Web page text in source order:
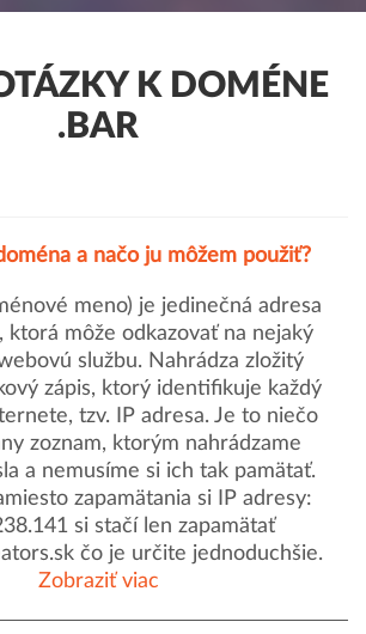
K DOMÉNE
.BAR
a načo ju môžem použiť?
meno) je jedinečná adresa
ktorá môže odkazovať na nejaký
službu. Nahrádza zložitý
zápis, ktorý identifikuje každý
tzv. IP adresa. Je to niečo
zoznam, ktorým nahrádzame
a nemusíme si ich tak pamätať.
zapamätania si IP adresy:
si stačí len zapamätať
čo je určite jednoduchšie.
Zobraziť viac